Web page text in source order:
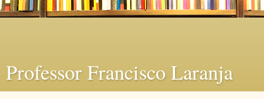
Professor Francisco Laranja